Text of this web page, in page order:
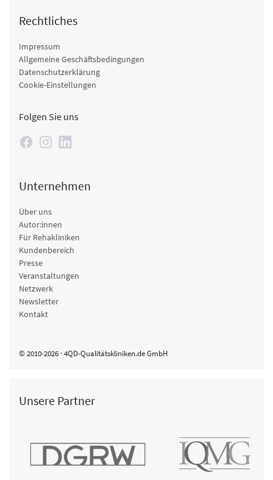
Rechtliches
Impressum
Allgemeine Geschäftsbedingungen
Datenschutzerklärung
Cookie-Einstellungen
Folgen Sie uns
Unternehmen
Über uns
Autor:innen
Für Rehakliniken
Kundenbereich
Presse
Veranstaltungen
Netzwerk
Newsletter
Kontakt
© 2010-2026 · 4QD-Qualitätskliniken.de GmbH
Unsere Partner